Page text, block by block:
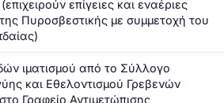
επίγειες και εναέριες
Πυροσβεστικής με συμμετοχή του
ιματισμού από το Σύλλογο
και Εθελοντισμού Γρεβενών
Γραφείο Αντιμετώπισης